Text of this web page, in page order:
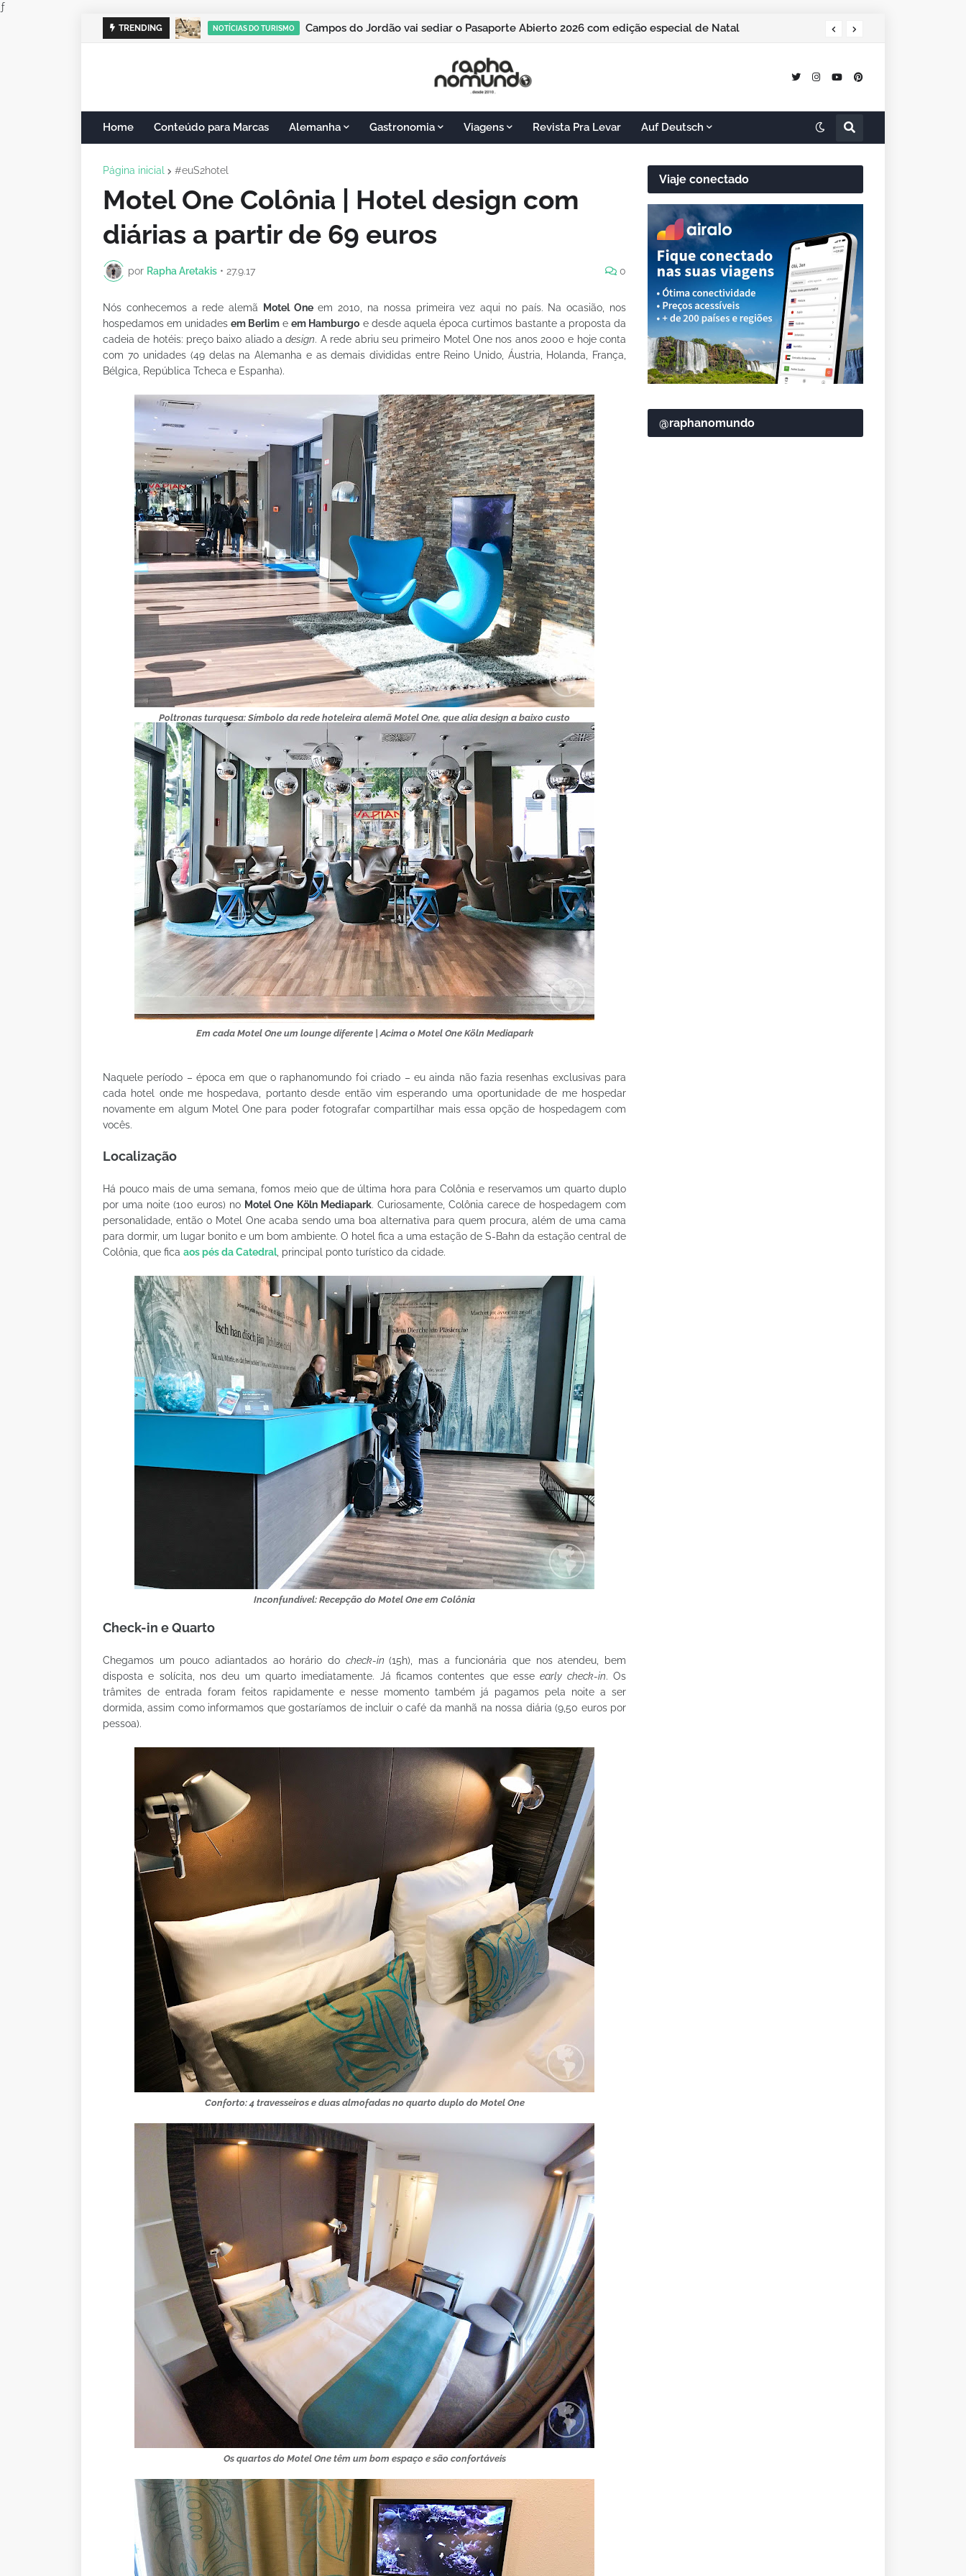
ƒ
TRENDING NOTÍCIAS DO TURISMO Campos do Jordão vai sediar o Pasaporte Abierto 2026 com edição especial de Natal
Home Conteúdo para Marcas Alemanha Gastronomia Viagens Revista Pra Levar Auf Deutsch
Página inicial #euS2hotel
Motel One Colônia | Hotel design com
diárias a partir de 69 euros
por Rapha Aretakis • 27.9.17 0
Nós conhecemos a rede alemã Motel Oneem 2010, na nossa primeira vez aqui no país. Na ocasião, nos
hospedamos em unidadesem Berlim eem Hamburgo e desde aquela época curtimos bastante a proposta da
cadeia de hotéis: preço baixo aliado adesign. A rede abriu seu primeiro Motel One nos anos 2000 e hoje conta
com 70 unidades (49 delas na Alemanha e as demais divididas entre Reino Unido, Áustria, Holanda, França,
Bélgica, República Tcheca e Espanha).
Poltronas turquesa: Símbolo da rede hoteleira alemã Motel One, que alia design a baixo custo
Em cada Motel One um lounge diferente | Acima o Motel One Köln Mediapark
Naquele período – época em que o raphanomundo foi criado – eu ainda não fazia resenhas exclusivas para
cada hotel onde me hospedava, portanto desde então vim esperando uma oportunidade de me hospedar
novamente em algum Motel One para poder fotografar compartilhar mais essa opção de hospedagem com
vocês.
Localização
Há pouco mais de uma semana, fomos meio que de última hora para Colônia e reservamos um quarto duplo
por uma noite (100 euros) no Motel One Köln Mediapark. Curiosamente, Colônia carece de hospedagem com
personalidade, então o Motel One acaba sendo uma boa alternativa para quem procura, além de uma cama
para dormir, um lugar bonito e um bom ambiente. O hotel fica a uma estação de S-Bahn da estação central de
Colônia, que fica aos pés da Catedral, principal ponto turístico da cidade.
Inconfundível: Recepção do Motel One em Colônia
Check-in e Quarto
Chegamos um pouco adiantados ao horário do check-in(15h), mas a funcionária que nos atendeu, bem
disposta e solícita, nos deu um quarto imediatamente. Já ficamos contentes que esseearly check-in. Os
trâmites de entrada foram feitos rapidamente e nesse momento também já pagamos pela noite a ser
dormida, assim como informamos que gostaríamos de incluir o café da manhã na nossa diária (9,50 euros por
pessoa).
Conforto: 4 travesseiros e duas almofadas no quarto duplo do Motel One
Os quartos do Motel One têm um bom espaço e são confortáveis
Viaje conectado
@raphanomundo